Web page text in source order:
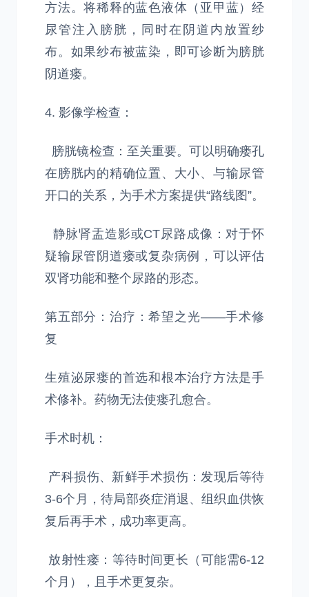
方法。将稀释的蓝色液体（亚甲蓝）经
尿管注入膀胱，同时在阴道内放置纱
布。如果纱布被蓝染，即可诊断为膀胱
阴道瘘。
4. 影像学检查：
膀胱镜检查：至关重要。可以明确瘘孔
在膀胱内的精确位置、大小、与输尿管
开口的关系，为手术方案提供“路线图”。
静脉肾盂造影或CT尿路成像：对于怀
疑输尿管阴道瘘或复杂病例，可以评估
双肾功能和整个尿路的形态。
第五部分：治疗：希望之光——手术修
复
生殖泌尿瘘的首选和根本治疗方法是手
术修补。药物无法使瘘孔愈合。
手术时机：
产科损伤、新鲜手术损伤：发现后等待
3-6个月，待局部炎症消退、组织血供恢
复后再手术，成功率更高。
放射性瘘：等待时间更长（可能需6-12
个月），且手术更复杂。